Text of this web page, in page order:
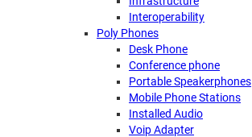
Interoperability
Poly Phones
Desk Phone
Conference phone
Portable Speakerphones
Mobile Phone Stations
Installed Audio
Voip Adapter